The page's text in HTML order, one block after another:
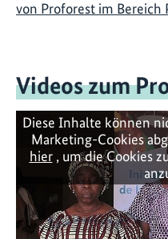
von Proforest im
Videos zum
Diese Inhalte können
Marketing-Cookies
hier, um die Cookies